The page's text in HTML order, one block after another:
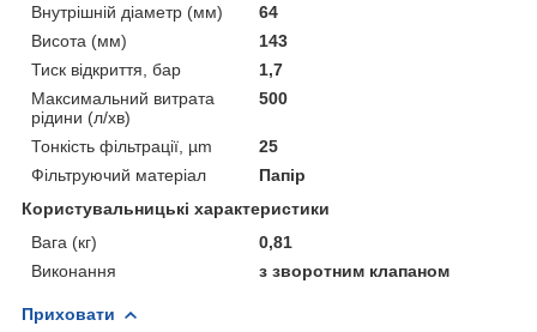
Внутрішній діаметр (мм)
64
Висота (мм)
143
Тиск відкриття, бар
1,7
Максимальний витрата
рідини (л/хв)
500
Тонкість фільтрації, µm
25
Фільтруючий матеріал
Папір
Користувальницькі характеристики
Вага (кг)
0,81
Виконання
з зворотним клапаном
Приховати